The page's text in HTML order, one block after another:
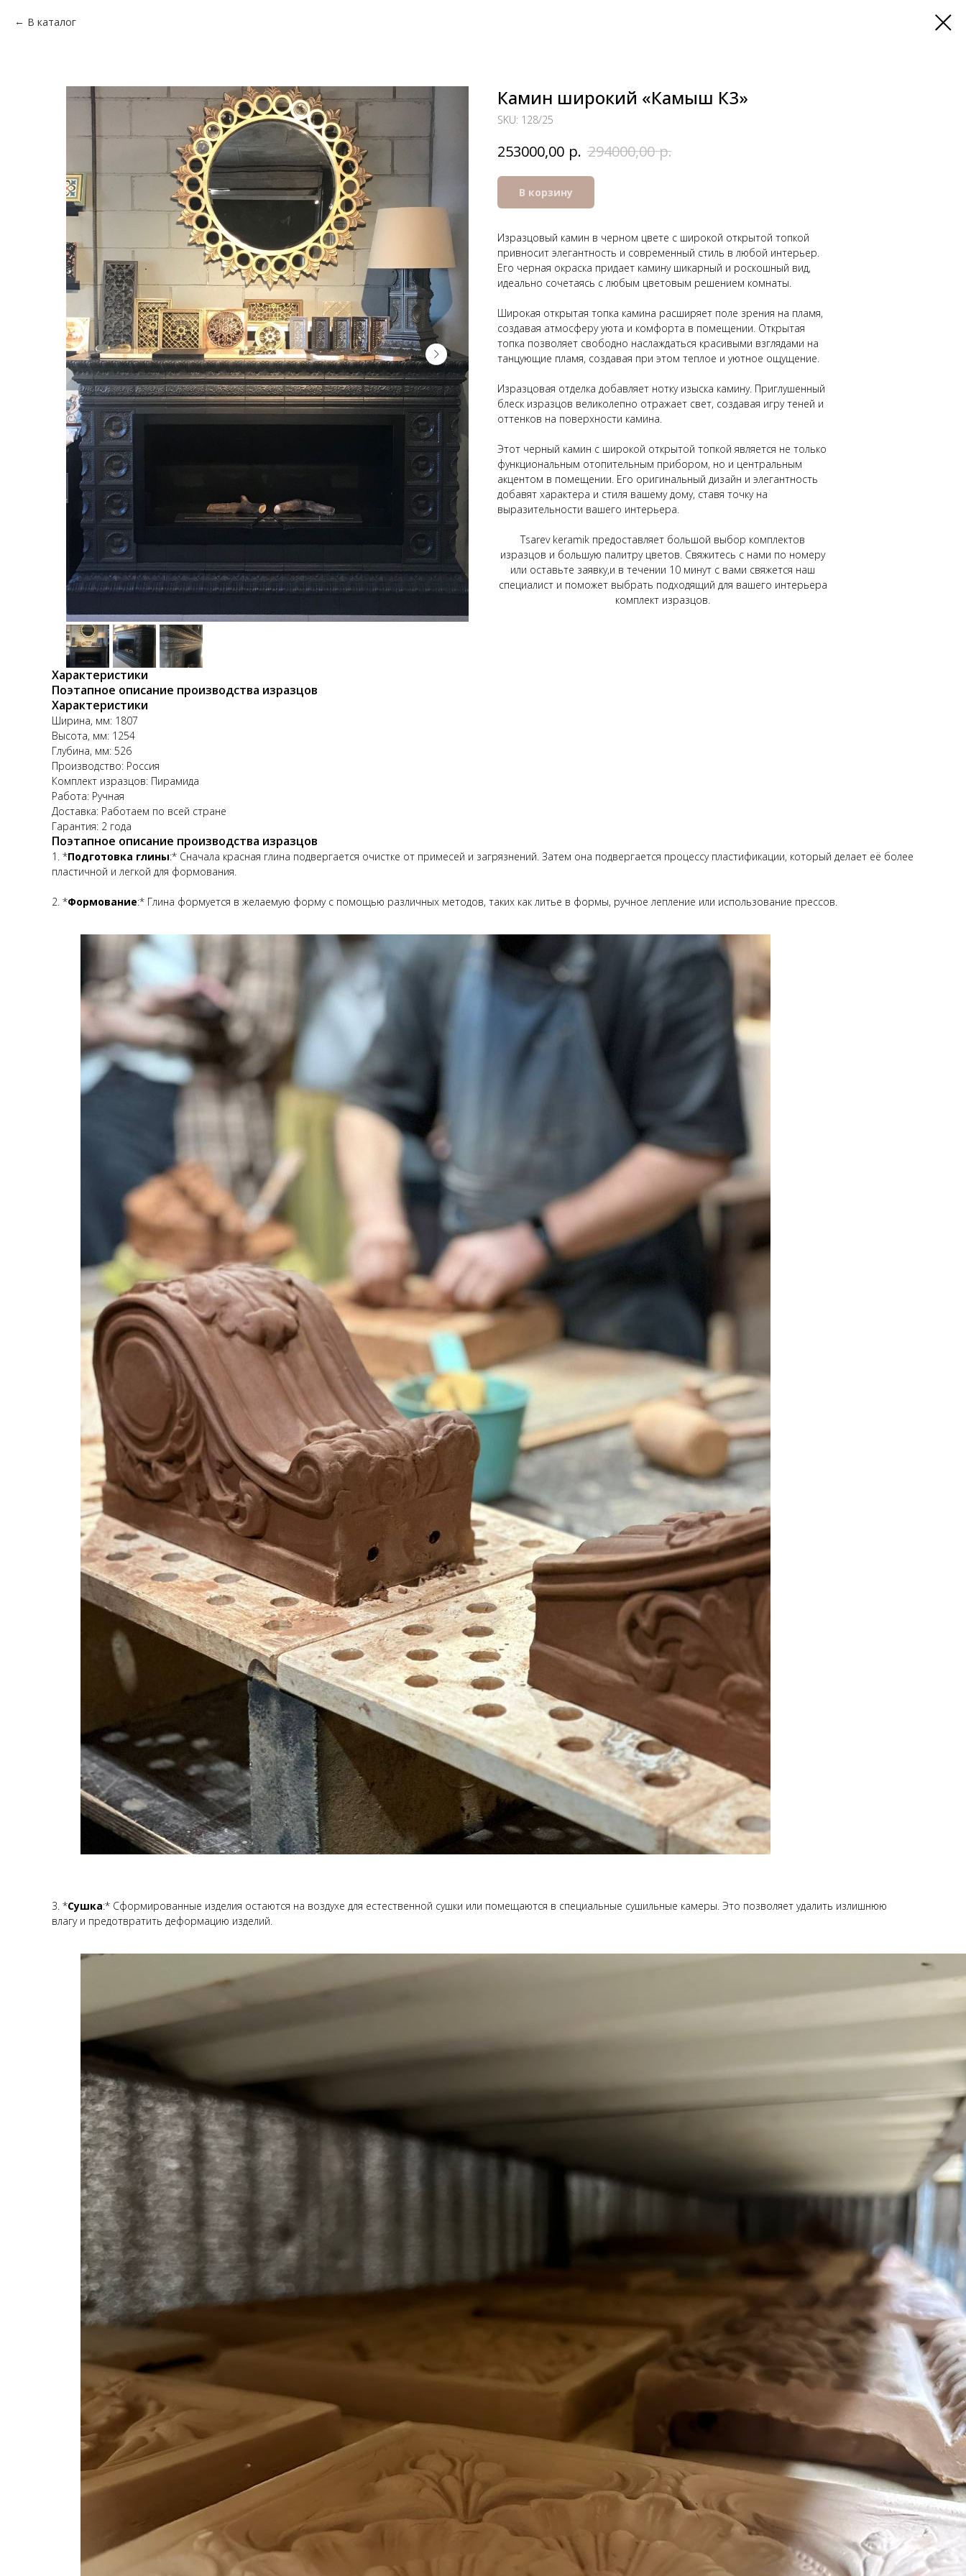
В каталог
Камин широкий «Камыш К3»
SKU: 128/25
253000,00 р. 294000,00 р.
В корзину
Изразцовый камин в черном цвете с широкой открытой топкой
привносит элегантность и современный стиль в любой интерьер.
Его черная окраска придает камину шикарный и роскошный вид,
идеально сочетаясь с любым цветовым решением комнаты.
Широкая открытая топка камина расширяет поле зрения на пламя,
создавая атмосферу уюта и комфорта в помещении. Открытая
топка позволяет свободно наслаждаться красивыми взглядами на
танцующие пламя, создавая при этом теплое и уютное ощущение.
Изразцовая отделка добавляет нотку изыска камину. Приглушенный
блеск изразцов великолепно отражает свет, создавая игру теней и
оттенков на поверхности камина.
Этот черный камин с широкой открытой топкой является не только
функциональным отопительным прибором, но и центральным
акцентом в помещении. Его оригинальный дизайн и элегантность
добавят характера и стиля вашему дому, ставя точку на
выразительности вашего интерьера.
Tsarev keramik предоставляет большой выбор комплектов
изразцов и большую палитру цветов. Свяжитесь с нами по номеру
или оставьте заявку,и в течении 10 минут с вами свяжется наш
специалист и поможет выбрать подходящий для вашего интерьера
комплект изразцов.
Характеристики
Поэтапное описание производства изразцов
Характеристики
Ширина, мм: 1807
Высота, мм: 1254
Глубина, мм: 526
Производство: Россия
Комплект изразцов: Пирамида
Работа: Ручная
Доставка: Работаем по всей стране
Гарантия: 2 года
Поэтапное описание производства изразцов
1. *Подготовка глины:* Сначала красная глина подвергается очистке от примесей и загрязнений. Затем она подвергается процессу пластификации, который делает её более
пластичной и легкой для формования.
2. *Формование:* Глина формуется в желаемую форму с помощью различных методов, таких как литье в формы, ручное лепление или использование прессов.
3. *Сушка:* Сформированные изделия остаются на воздухе для естественной сушки или помещаются в специальные сушильные камеры. Это позволяет удалить излишнюю
влагу и предотвратить деформацию изделий.